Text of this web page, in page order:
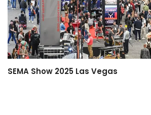
SEMA Show 2025 Las Vegas